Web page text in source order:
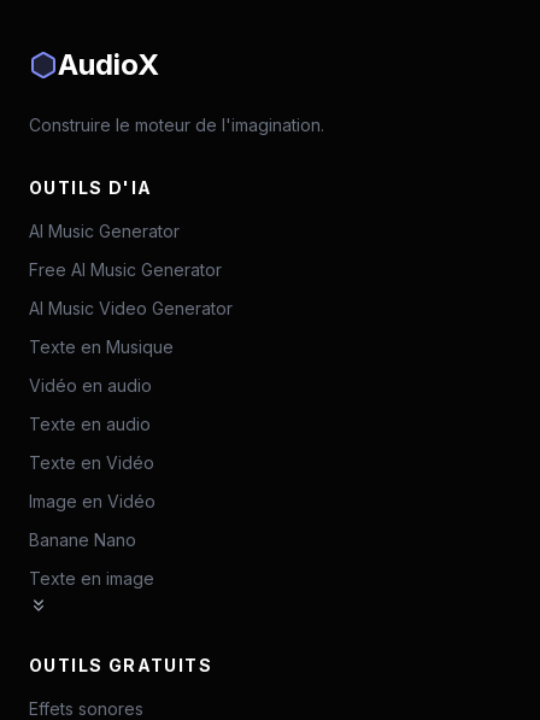
AudioX
Construire le moteur de l'imagination.
OUTILS D'IA
AI Music Generator
Free AI Music Generator
AI Music Video Generator
Texte en Musique
Vidéo en audio
Texte en audio
Texte en Vidéo
Image en Vidéo
Banane Nano
Texte en image
OUTILS GRATUITS
Effets sonores